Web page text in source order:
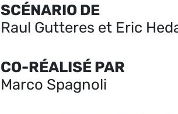
SCÉNARIO DE
Raul Gutteres et Eric
CO-RÉALISÉ PAR
Marco Spagnoli